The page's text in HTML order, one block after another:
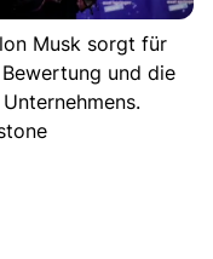
Musk sorgt für
und die